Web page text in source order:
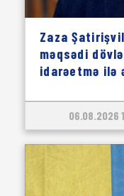
Zaza
məqsədi
idarəetmə ilə
06.08.2026